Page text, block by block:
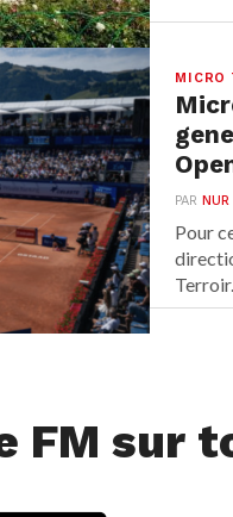
MICRO
PAR NUR
Pour
FM sur